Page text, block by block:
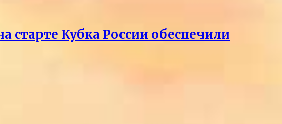
старте Кубка России обеспечили